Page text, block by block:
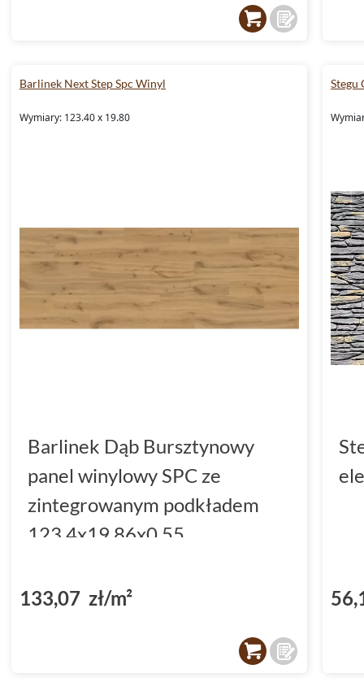
Barlinek Next Step Spc Winyl
Wymiary: 123.40 x 19.80
Barlinek Dąb Bursztynowy
panel winylowy SPC ze
zintegrowanym podkładem
123.4x19.86x0.55
133,07 zł/m²
Stegu